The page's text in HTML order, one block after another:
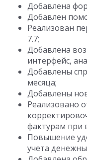
Добавлена
Добавлен
Реализован
7.7;
Добавлена
интерфейс,
Добавлены
месяца;
Добавлены
Реализовано
фактурам при
Повышение
учета